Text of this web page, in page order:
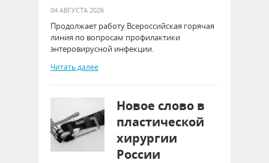
04 АВГУСТА 2026
Продолжает работу Всероссийская горячая
линия по вопросам профилактики
энтеровирусной инфекции.
Читать далее
Новое слово в
пластической
хирургии
России